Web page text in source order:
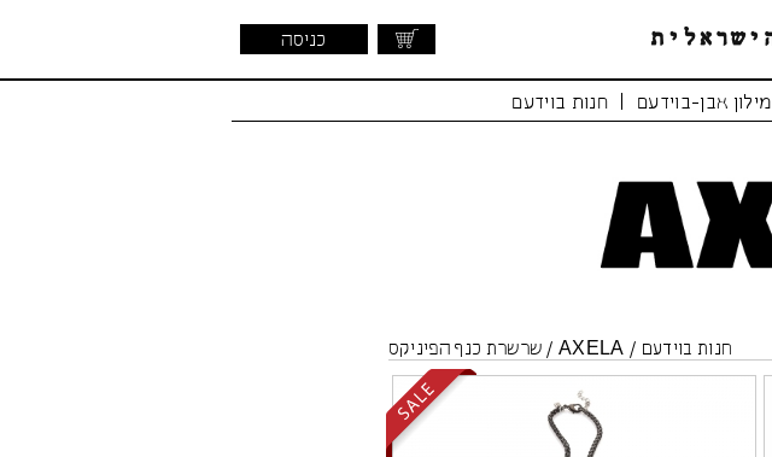
כניסה
מילון אבן-בוידעם חנות בוידעם
חנות בוידעם /
AXELA
/ שרשרת כנף הפיניקס